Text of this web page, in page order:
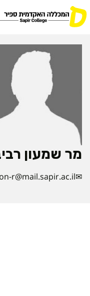
מר שמעון
r@mail.sapir.ac.il